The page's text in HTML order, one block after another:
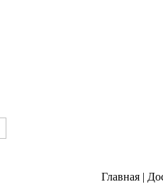
Главная |